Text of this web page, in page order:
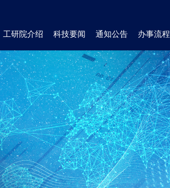
工研院介绍 科技要闻 通知公告 办事流程